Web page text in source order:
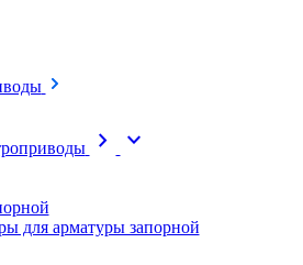
chevron_right expand_more
для арматуры запорной